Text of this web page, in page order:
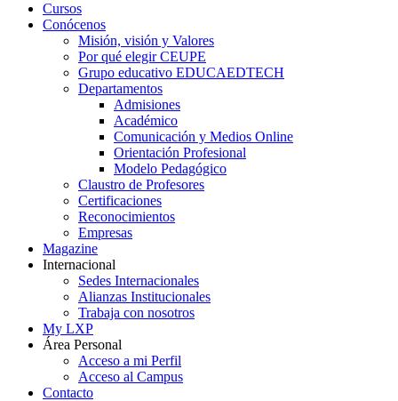
Cursos
Conócenos
Misión, visión y Valores
Por qué elegir CEUPE
Grupo educativo EDUCAEDTECH
Departamentos
Admisiones
Académico
Comunicación y Medios Online
Orientación Profesional
Modelo Pedagógico
Claustro de Profesores
Certificaciones
Reconocimientos
Empresas
Magazine
Internacional
Sedes Internacionales
Alianzas Institucionales
Trabaja con nosotros
My LXP
Área Personal
Acceso a mi Perfil
Acceso al Campus
Contacto